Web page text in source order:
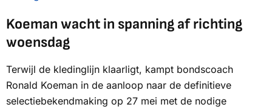
Koeman wacht in spanning af richting
woensdag
Terwijl de kledinglijn klaarligt, kampt bondscoach
Ronald Koeman in de aanloop naar de definitieve
selectiebekendmaking op 27 mei met de nodige